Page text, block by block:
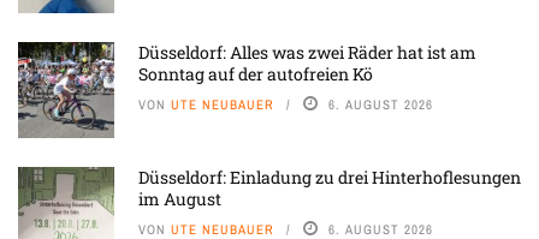
Düsseldorf: Alles was zwei Räder hat ist am
Sonntag auf der autofreien Kö
VON UTE NEUBAUER 6. AUGUST 2026
Düsseldorf: Einladung zu drei Hinterhoflesungen
im August
VON UTE NEUBAUER 6. AUGUST 2026